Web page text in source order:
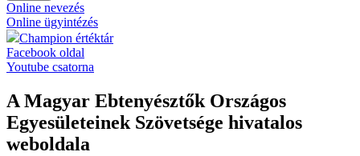
Online nevezés
Online ügyintézés
Champion értéktár
Facebook oldal
Youtube csatorna
A Magyar Ebtenyésztők Országos
Egyesületeinek Szövetsége hivatalos
weboldala